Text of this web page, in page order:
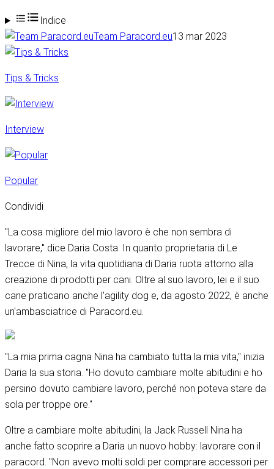
Indice
Team Paracord.eu13 mar 2023
Tips & Tricks
Interview
Popular
Condividi
"La cosa migliore del mio lavoro è che non sembra di
lavorare," dice Daria Costa. In quanto proprietaria di Le
Trecce di Nina, la vita quotidiana di Daria ruota attorno alla
creazione di prodotti per cani. Oltre al suo lavoro, lei e il suo
cane praticano anche l'agility dog e, da agosto 2022, è anche
un'ambasciatrice di Paracord.eu.
"La mia prima cagna Nina ha cambiato tutta la mia vita," inizia
Daria la sua storia. "Ho dovuto cambiare molte abitudini e ho
persino dovuto cambiare lavoro, perché non poteva stare da
sola per troppe ore."
Oltre a cambiare molte abitudini, la Jack Russell Nina ha
anche fatto scoprire a Daria un nuovo hobby: lavorare con il
paracord. "Non avevo molti soldi per comprare accessori per